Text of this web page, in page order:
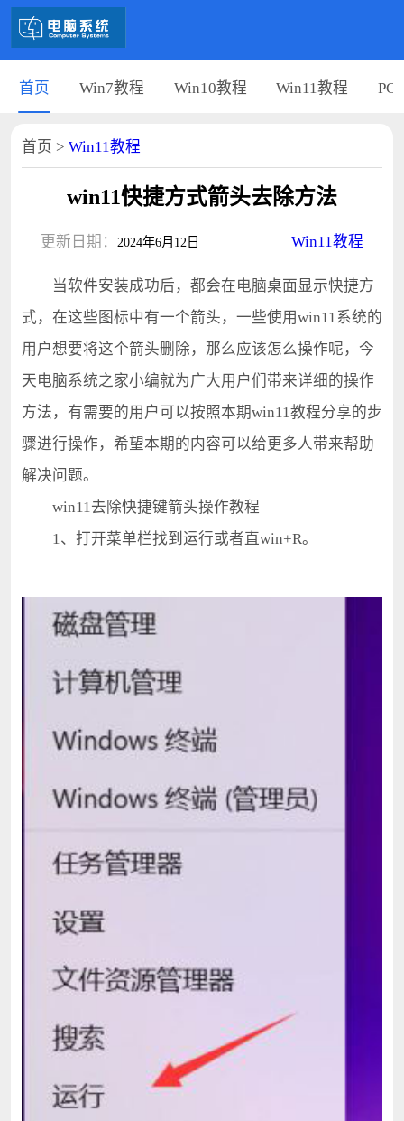
首页 Win7教程 Win10教程 Win11教程 PC
首页 > Win11教程
win11快捷方式箭头去除方法
更新日期： 2024年6月12日 Win11教程
当软件安装成功后，都会在电脑桌面显示快捷方
式，在这些图标中有一个箭头，一些使用win11系统的
用户想要将这个箭头删除，那么应该怎么操作呢，今
天电脑系统之家小编就为广大用户们带来详细的操作
方法，有需要的用户可以按照本期win11教程分享的步
骤进行操作，希望本期的内容可以给更多人带来帮助
解决问题。
win11去除快捷键箭头操作教程
1、打开菜单栏找到运行或者直win+R。